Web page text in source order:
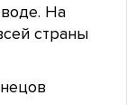
На
страны